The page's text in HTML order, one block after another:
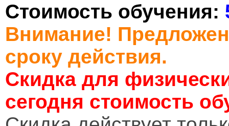
Стоимость обучения:
Внимание!
сроку действия.
Скидка для
сегодня стоимость